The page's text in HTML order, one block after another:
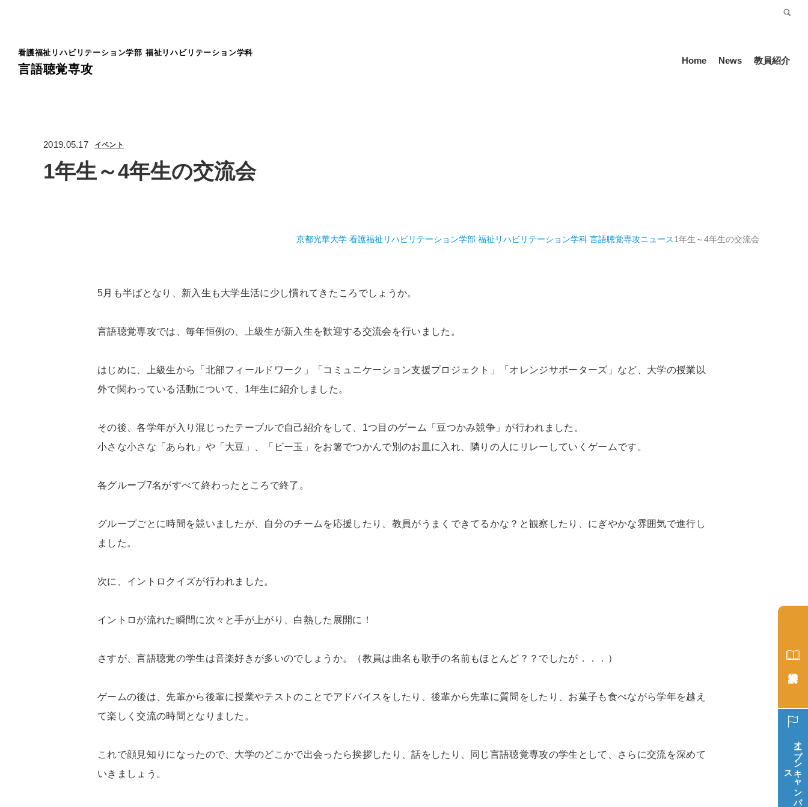
看護福祉リハビリテーション学部 福祉リハビリテーション学科
言語聴覚専攻
Home News 教員紹介
2019.05.17 イベント
1年生～4年生の交流会
京都光華大学 看護福祉リハビリテーション学部 福祉リハビリテーション学科 言語聴覚専攻ニュース1年生～4年生の交流会
5月も半ばとなり、新入生も大学生活に少し慣れてきたころでしょうか。
言語聴覚専攻では、毎年恒例の、上級生が新入生を歓迎する交流会を行いました。
はじめに、上級生から「北部フィールドワーク」「コミュニケーション支援プロジェクト」「オレンジサポーターズ」など、大学の授業以
外で関わっている活動について、1年生に紹介しました。
その後、各学年が入り混じったテーブルで自己紹介をして、1つ目のゲーム「豆つかみ競争」が行われました。
小さな小さな「あられ」や「大豆」、「ビー玉」をお箸でつかんで別のお皿に入れ、隣りの人にリレーしていくゲームです。
各グループ7名がすべて終わったところで終了。
グループごとに時間を競いましたが、自分のチームを応援したり、教員がうまくできてるかな？と観察したり、にぎやかな雰囲気で進行し
ました。
次に、イントロクイズが行われました。
イントロが流れた瞬間に次々と手が上がり、白熱した展開に！
さすが、言語聴覚の学生は音楽好きが多いのでしょうか。 （教員は曲名も歌手の名前もほとんど？？でしたが．．．）
ゲームの後は、先輩から後輩に授業やテストのことでアドバイスをしたり、後輩から先輩に質問をしたり、お菓子も食べながら学年を越え
て楽しく交流の時間となりました。
これで顔見知りになったので、大学のどこかで出会ったら挨拶したり、話をしたり、同じ言語聴覚専攻の学生として、さらに交流を深めて
いきましょう。
オープン
キ
ャ
ン
パ
ス